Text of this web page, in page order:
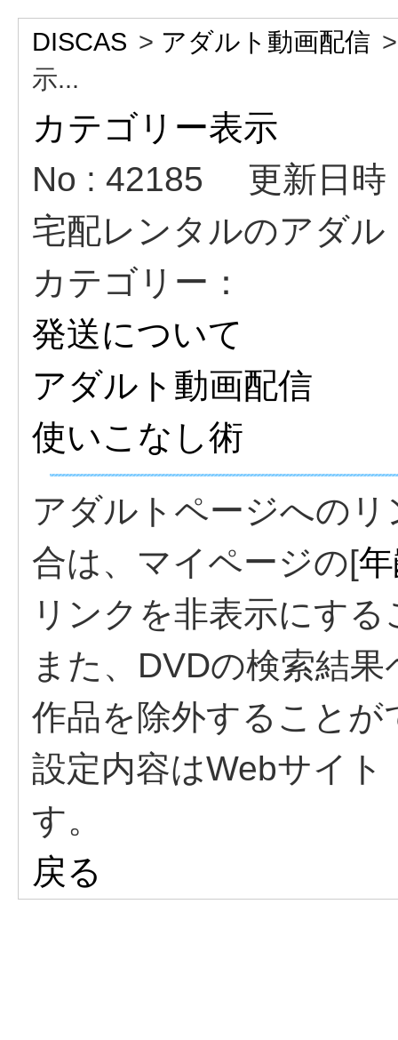
DISCAS > アダルト動画配信
示...
カテゴリー表示
No : 42185
更新日
宅配レンタルのアダ
カテゴリー：
発送について
アダルト動画配信
使いこなし術
アダルトページへの
合は、マイページの[
リンクを非表示にす
また、DVDの検索結
作品を除外することが
設定内容はWebサイ
す。
戻る